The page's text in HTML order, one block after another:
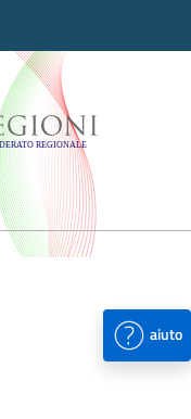
-
aiuto